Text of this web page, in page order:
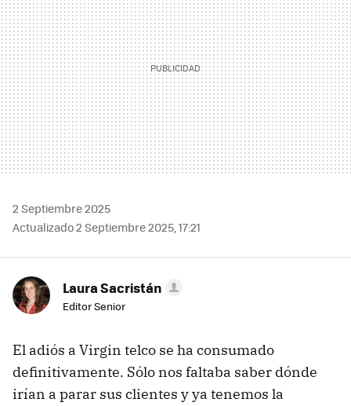
2 Septiembre 2025
Actualizado 2 Septiembre 2025, 17:21
Laura Sacristán
Editor Senior
El adiós a Virgin telco se ha consumado
definitivamente. Sólo nos faltaba saber dónde
irían a parar sus clientes y ya tenemos la